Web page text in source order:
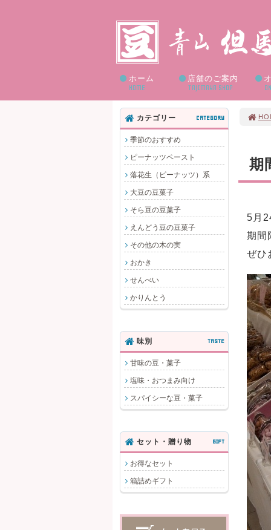
ホーム
HOME
店舗のご案内
TAJIMAYA SHOP
期
5月
期間
ぜひ
カテゴリー CATEGORY
季節のおすすめ
ピーナッツペースト
落花生（ピーナッツ）系
大豆の豆菓子
そら豆の豆菓子
えんどう豆の豆菓子
その他の木の実
おかき
せんべい
かりんとう
味別 TASTE
甘味の豆・菓子
塩味・おつまみ向け
スパイシーな豆・菓子
セット・贈り物 GIFT
お得なセット
箱詰めギフト